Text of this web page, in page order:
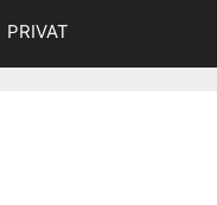
PRIVAT